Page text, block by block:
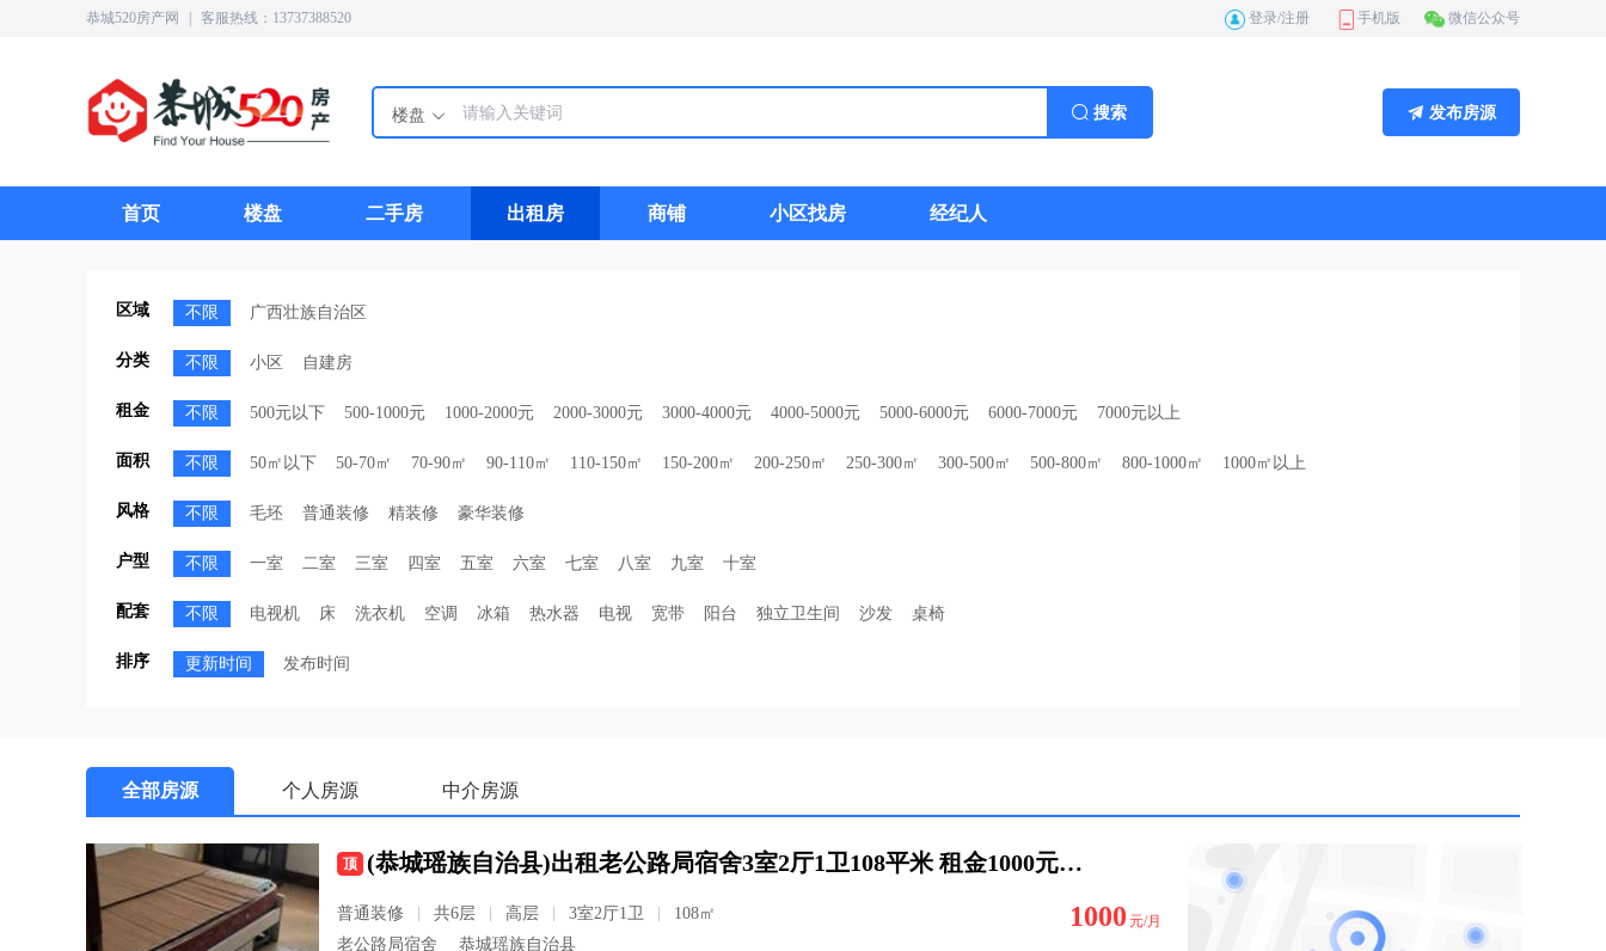
恭城520房产网 客服热线：13737388520 登录/注册 手机版 微信公众号
楼盘 搜索 发布房源
首页 楼盘 二手房 出租房 商铺 小区找房 经纪人
区域 不限 广西壮族自治区
分类 不限 小区 自建房
租金 不限 500元以下 500-1000元 1000-2000元 2000-3000元 3000-4000元 4000-5000元 5000-6000元 6000-7000元 7000元以上
面积 不限 50㎡以下 50-70㎡ 70-90㎡ 90-110㎡ 110-150㎡ 150-200㎡ 200-250㎡ 250-300㎡ 300-500㎡ 500-800㎡ 800-1000㎡ 1000㎡以上
风格 不限 毛坯 普通装修 精装修 豪华装修
户型 不限 一室 二室 三室 四室 五室 六室 七室 八室 九室 十室
配套 不限 电视机 床 洗衣机 空调 冰箱 热水器 电视 宽带 阳台 独立卫生间 沙发 桌椅
排序 更新时间 发布时间
全部房源 个人房源 中介房源
顶 (恭城瑶族自治县)出租老公路局宿舍3室2厅1卫108平米 租金1000元/月
普通装修 共6层 高层 3室2厅1卫
108㎡
老公路局宿舍
恭城瑶族自治县
1000 元/月